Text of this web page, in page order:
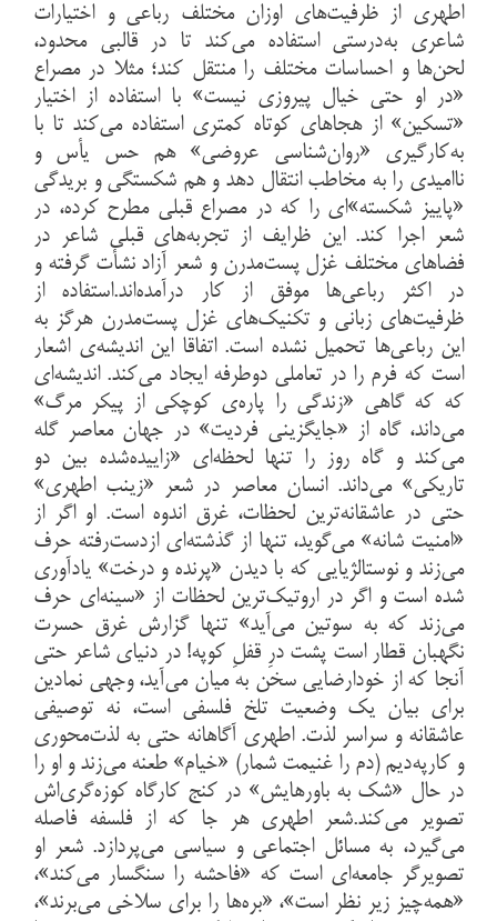
اطهری از ظرفیت‌های اوزان مختلف رباعی و اختیارات
شاعری به‌درستی استفاده می‌کند تا در قالبی محدود،
لحن‌ها و احساسات مختلف را منتقل کند؛ مثلا در مصراع
«در او حتی خیال پیروزی نیست» با استفاده از اختیار
«تسکین» از هجاهای کوتاه کمتری استفاده می‌کند تا با
به‌کارگیری «روان‌شناسی عروضی» هم حس یأس و
ناامیدی را به مخاطب انتقال دهد و هم شکستگی و بریدگی
«پاییز شکسته»ای را که در مصراع قبلی مطرح کرده، در
شعر اجرا کند. این ظرایف از تجربه‌های قبلی شاعر در
فضاهای مختلف غزل پست‌مدرن و شعر آزاد نشأت گرفته و
در اکثر رباعی‌ها موفق از کار درآمده‌اند.استفاده از
ظرفیت‌های زبانی و تکنیک‌های غزل پست‌مدرن هرگز به
این رباعی‌ها تحمیل نشده است. اتفاقا این اندیشه‌ی اشعار
است که فرم را در تعاملی دوطرفه ایجاد می‌کند. اندیشه‌ای
که که گاهی «زندگی را پاره‌ی کوچکی از پیکر مرگ»
می‌داند، گاه از «جایگزینی فردیت» در جهان معاصر گله
می‌کند و گاه روز را تنها لحظه‌ای «زاییده‌شده بین دو
تاریکی» می‌داند. انسان معاصر در شعر «زینب اطهری»
حتی در عاشقانه‌ترین لحظات، غرق اندوه است. او اگر از
«امنیت شانه» می‌گوید، تنها از گذشته‌ای ازدست‌رفته حرف
می‌زند و نوستالژیایی که با دیدن «پرنده و درخت» یادآوری
شده است و اگر در اروتیک‌ترین لحظات از «سینه‌ای حرف
می‌زند که به سوتین می‌آید» تنها گزارش غرق حسرت
نگهبان قطار است پشت درِ قفلِ کوپه! در دنیای شاعر حتی
آنجا که از خودارضایی سخن به میان می‌آید، وجهی نمادین
برای بیان یک وضعیت تلخ فلسفی است، نه توصیفی
عاشقانه و سراسر لذت. اطهری آگاهانه حتی به لذت‌محوری
و کارپه‌دیم (دم را غنیمت شمار) «خیام» طعنه می‌زند و او را
در حال «شک به باورهایش» در کنج کارگاه کوزه‌گری‌اش
تصویر می‌کند.شعر اطهری هر جا که از فلسفه فاصله
می‌گیرد، به مسائل اجتماعی و سیاسی می‌پردازد. شعر او
تصویرگر جامعه‌ای است که «فاحشه را سنگسار می‌کند»،
«همه‌چیز زیر نظر است»، «بره‌ها را برای سلاخی می‌برند»،